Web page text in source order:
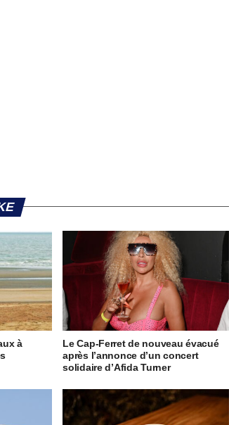
à
Le Cap-Ferret de nouveau évacué
après l’annonce d’un concert
solidaire d’Afida Turner